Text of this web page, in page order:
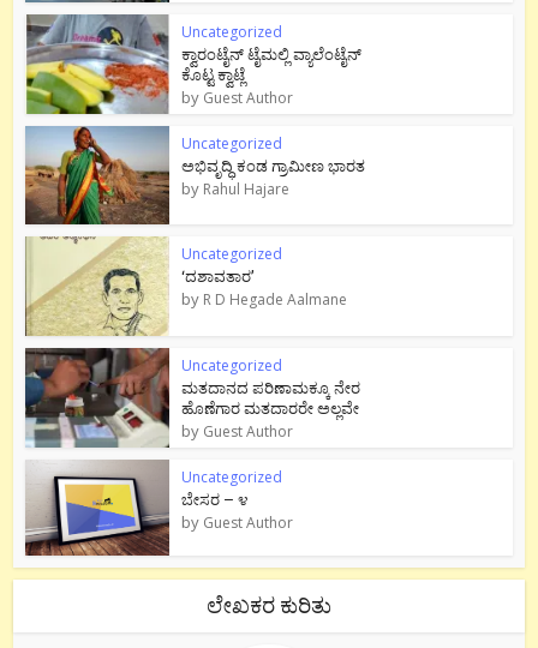
Uncategorized
ಕ್ವಾರಂಟೈನ್ ಟೈಮಲ್ಲಿ ವ್ಯಾಲೆಂಟೈನ್
ಕೊಟ್ಟ ಕ್ವಾಟ್ಲೆ
by Guest Author
Uncategorized
ಅಭಿವೃದ್ಧಿ ಕಂಡ ಗ್ರಾಮೀಣ ಭಾರತ
by Rahul Hajare
Uncategorized
‘ದಶಾವತಾರ’
by R D Hegade Aalmane
Uncategorized
ಮತದಾನದ ಪರಿಣಾಮಕ್ಕೂ ನೇರ
ಹೊಣೆಗಾರ ಮತದಾರರೇ ಅಲ್ಲವೇ
by Guest Author
Uncategorized
ಬೇಸರ – ೪
by Guest Author
ಲೇಖಕರ ಕುರಿತು